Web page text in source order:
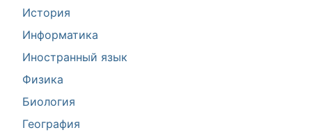
История
Информатика
Иностранный язык
Физика
Биология
География